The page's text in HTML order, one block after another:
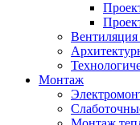
Монтаж